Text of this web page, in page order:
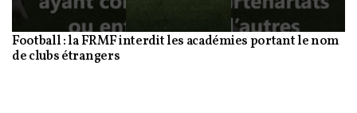
Video
Football : la FRMF interdit les académies portant le nom
de clubs étrangers